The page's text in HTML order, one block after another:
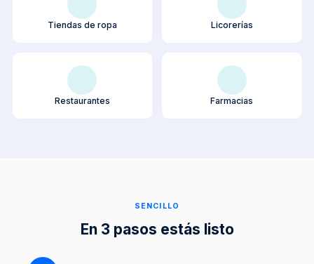
Tiendas de ropa Licorerías
Restaurantes Farmacias
SENCILLO
En 3 pasos estás listo